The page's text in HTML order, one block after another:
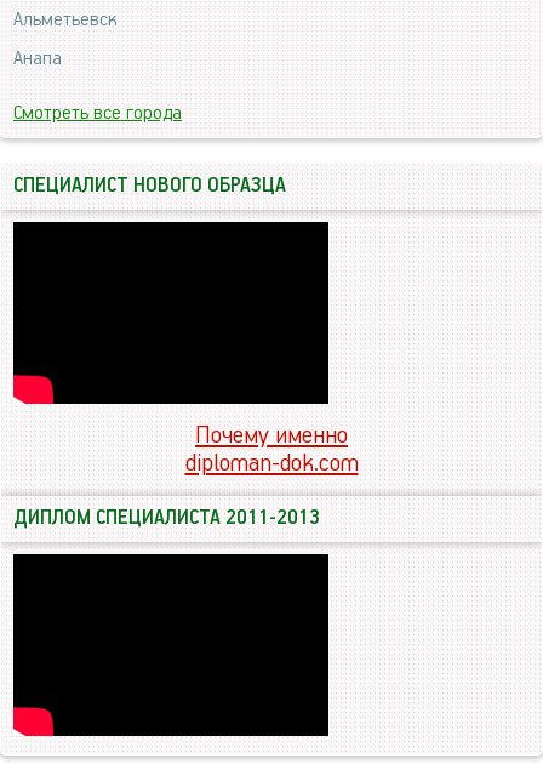
Альметьевск
Анапа
Смотреть все города
СПЕЦИАЛИСТ НОВОГО ОБРАЗЦА
Почему именно
diploman-dok.com
ДИПЛОМ СПЕЦИАЛИСТА 2011-2013